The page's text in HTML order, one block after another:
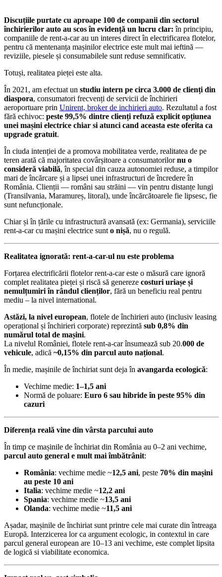
Discuțiile purtate cu aproape 100 de companii din sectorul
închirierilor auto au scos în evidență un lucru clar: în principiu,
companiile de rent-a-car au un interes direct în electrificarea flotelor,
pentru că mentenanța mașinilor electrice este mult mai ieftină —
reviziile, piesele și consumabilele sunt reduse semnificativ.
Totuși, realitatea pieței este alta.
În 2021, am efectuat un studiu intern pe circa 3.000 de clienți din
diaspora, consumatori frecvenți de servicii de închirieri
aeroportuare prin Unirent, broker de inchirieri auto. Rezultatul a fost
fără echivoc: peste 99,5% dintre clienți refuză explicit opțiunea
unei mașini electrice chiar si atunci cand aceasta este oferita ca
upgrade gratuit.
În ciuda intenției de a promova mobilitatea verde, realitatea de pe
teren arată că majoritatea covârșitoare a consumatorilornu o
consideră viabilă, în special din cauza autonomiei reduse, a timpilor
mari de încărcare și a lipsei unei infrastructuri de încredere în
România. Clienții — români sau străini — vin pentru distanțe lungi
(Transilvania, Maramureș, litoral), unde încărcătoarele fie lipsesc, fie
sunt nefuncționale.
Chiar și în țările cu infrastructură avansată (ex: Germania), serviciile
rent-a-car cu mașini electrice sunt o nișă, nu o regulă.
Realitatea ignorată: rent-a-car-ul nu este problema
Forțarea electrificării flotelor rent-a-car este o măsură care ignoră
complet realitatea pieței și riscă să genereze costuri uriașe și
nemulțumiri în rândul clienților, fără un beneficiu real pentru
mediu – la nivel international.
Astăzi, la nivel european, flotele de închirieri auto (inclusiv leasing
operațional și închirieri corporate) reprezintă sub 0,8% din
numărul total de mașini.
La nivelul României, flotele rent-a-car însumează sub 20.000 de
vehicule, adică ~0,15% din parcul auto național.
În medie, mașinile de închiriat sunt deja în avangarda ecologică:
Vechime medie: 1–1,5 ani
Normă de poluare: Euro 6 sau hibride în peste 95% din
cazuri
Diferența reală vine din vârsta parcului auto
În timp ce mașinile de închiriat din România au 0–2 ani vechime,
parcul auto general e mult mai îmbătrânit:
România: vechime medie ~12,5 ani, peste 70% din mașini
au peste 10 ani
Italia: vechime medie ~12,2 ani
Spania: vechime medie ~13,5 ani
Olanda: vechime medie ~11,5 ani
Așadar, mașinile de închiriat sunt printre cele mai curate din întreaga
Europă. Interzicerea lor ca argument ecologic, in contextul in care
parcul general european are 10–13 ani vechime, este complet lipsita
de logică si viabilitate economica.